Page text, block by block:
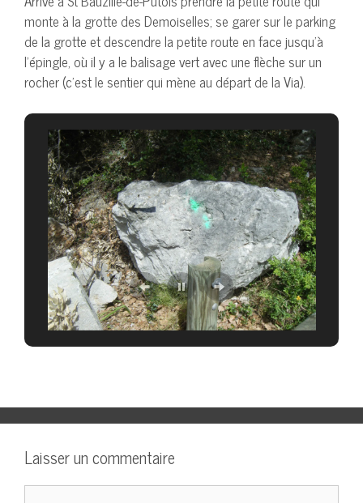
monte à la grotte des Demoiselles; se garer sur le parking
de la grotte et descendre la petite route en face jusqu’à
l’épingle, où il y a le balisage vert avec une flèche sur un
rocher (c’est le sentier qui mène au départ de la Via).
Laisser un commentaire